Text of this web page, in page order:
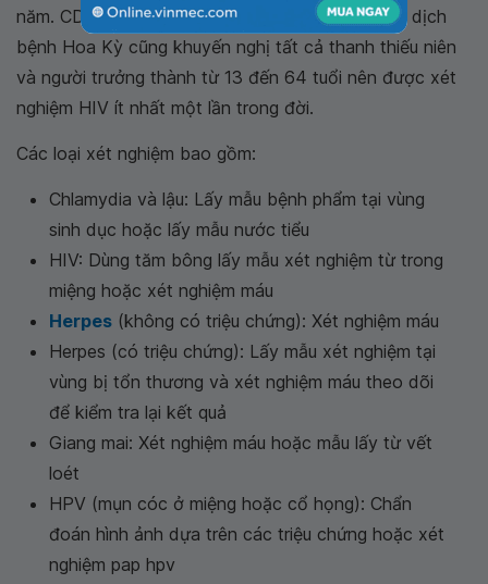
năm. CDC - Trung tâm kiểm soát và phòng ngừa dịch
bệnh Hoa Kỳ cũng khuyến nghị tất cả thanh thiếu niên
và người trưởng thành từ 13 đến 64 tuổi nên được xét
nghiệm HIV ít nhất một lần trong đời.
Các loại xét nghiệm bao gồm:
Chlamydia và lậu: Lấy mẫu bệnh phẩm tại vùng
sinh dục hoặc lấy mẫu nước tiểu
HIV: Dùng tăm bông lấy mẫu xét nghiệm từ trong
miệng hoặc xét nghiệm máu
Herpes (không có triệu chứng): Xét nghiệm máu
Herpes (có triệu chứng): Lấy mẫu xét nghiệm tại
vùng bị tổn thương và xét nghiệm máu theo dõi
để kiểm tra lại kết quả
Giang mai: Xét nghiệm máu hoặc mẫu lấy từ vết
loét
HPV (mụn cóc ở miệng hoặc cổ họng): Chẩn
đoán hình ảnh dựa trên các triệu chứng hoặc xét
nghiệm pap hpv